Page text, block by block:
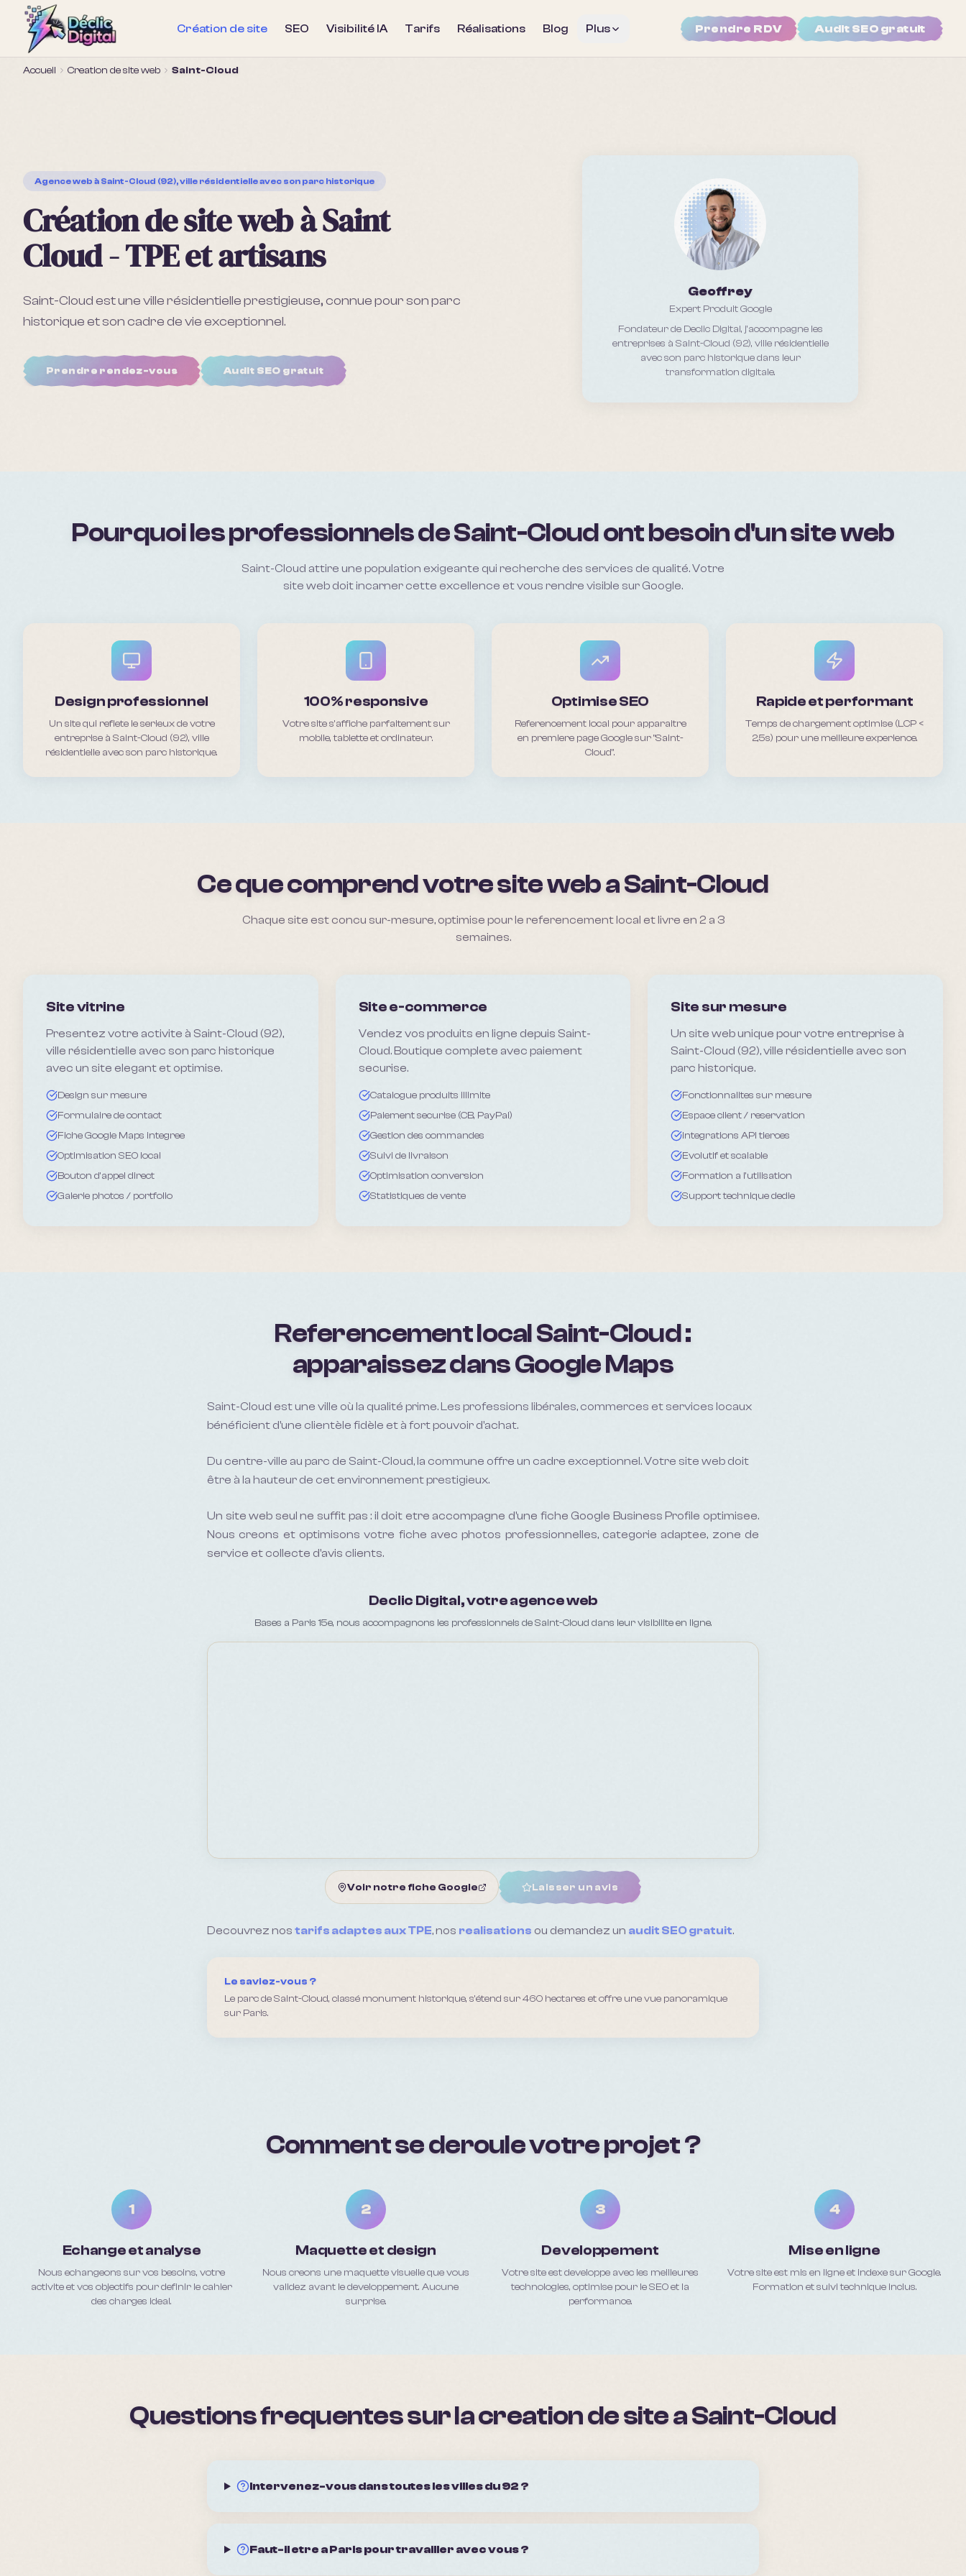
Création de site SEO Visibilité IA Tarifs Réalisations Blog Plus Prendre RDV Audit SEO gratuit
Accueil Creation de site web Saint-Cloud
Agence web à Saint-Cloud (92), ville résidentielle avec son parc historique
Création de site web à Saint
Cloud - TPE et artisans
Saint-Cloud est une ville résidentielle prestigieuse, connue pour son parc
historique et son cadre de vie exceptionnel.
Prendre rendez-vous Audit SEO gratuit
Geoffrey
Expert Produit Google
Fondateur de Declic Digital, j'accompagne les
entreprises à Saint-Cloud (92), ville résidentielle
avec son parc historiquedans leur
transformation digitale.
Pourquoi les professionnels de Saint-Cloud ont besoin d'un site web
Saint-Cloud attire une population exigeante qui recherche des services de qualité. Votre
site web doit incarner cette excellence et vous rendre visible sur Google.
Design professionnel
Un site qui reflete le serieux de votre
entreprise à Saint-Cloud (92), ville
résidentielle avec son parc historique.
100% responsive
Votre site s'affiche parfaitement sur
mobile, tablette et ordinateur.
Optimise SEO
Referencement local pour apparaitre
en premiere page Google sur "Saint-
Cloud".
Rapide et performant
Temps de chargement optimise (LCP <
2,5s) pour une meilleure experience.
Ce que comprend votre site web aSaint-Cloud
Chaque site est concu sur-mesure, optimise pour le referencement local et livre en 2 a 3
semaines.
Site vitrine
Presentez votre activite à Saint-Cloud (92),
ville résidentielle avec son parc historique
avec un site elegant et optimise.
Design sur mesure
Formulaire de contact
Fiche Google Maps integree
Optimisation SEO local
Bouton d'appel direct
Galerie photos / portfolio
Site e-commerce
Vendez vos produits en ligne depuis Saint-
Cloud. Boutique complete avec paiement
securise.
Catalogue produits illimite
Paiement securise (CB, PayPal)
Gestion des commandes
Suivi de livraison
Optimisation conversion
Statistiques de vente
Site sur mesure
Un site web unique pour votre entreprise à
Saint-Cloud (92), ville résidentielle avec son
parc historique.
Fonctionnalites sur mesure
Espace client / reservation
Integrations API tierces
Evolutif et scalable
Formation a l'utilisation
Support technique dedie
Referencement localSaint-Cloud:
apparaissez dans Google Maps
Saint-Cloud est une ville où la qualité prime. Les professions libérales, commerces et services locaux
bénéficient d'une clientèle fidèle et à fort pouvoir d'achat.
Du centre-ville au parc de Saint-Cloud, la commune offre un cadre exceptionnel. Votre site web doit
être à la hauteur de cet environnement prestigieux.
Un site web seul ne suffit pas : il doit etre accompagne d'une fiche Google Business Profile optimisee.
Nous creons et optimisons votre fiche avec photos professionnelles, categorie adaptee, zone de
service et collecte d'avis clients.
Declic Digital, votre agence web
Bases a Paris 15e, nous accompagnons les professionnels de Saint-Cloud dans leur visibilite en ligne.
Voir notre fiche Google Laisser un avis
Decouvrez nos tarifs adaptes aux TPE, nos realisations ou demandez un audit SEO gratuit.
Le saviez-vous ?
Le parc de Saint-Cloud, classé monument historique, s'étend sur 460 hectares et offre une vue panoramique
sur Paris.
Comment se deroule votre projet ?
1
Echange et analyse
Nous echangeons sur vos besoins, votre
activite et vos objectifs pour definir le cahier
des charges ideal.
2
Maquette et design
Nous creons une maquette visuelle que vous
validez avant le developpement. Aucune
surprise.
3
Developpement
Votre site est developpe avec les meilleures
technologies, optimise pour le SEO et la
performance.
4
Mise en ligne
Votre site est mis en ligne et indexe sur Google.
Formation et suivi technique inclus.
Questions frequentes sur la creation de site aSaint-Cloud
Intervenez-vous dans toutes les villes du 92 ?
Faut-il etre a Paris pour travailler avec vous ?